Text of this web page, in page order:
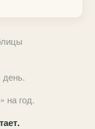
день.
на год.